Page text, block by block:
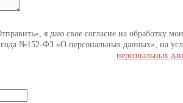
я даю свое согласие на обработку
года №152-ФЗ «О персональных данных», на
персональных